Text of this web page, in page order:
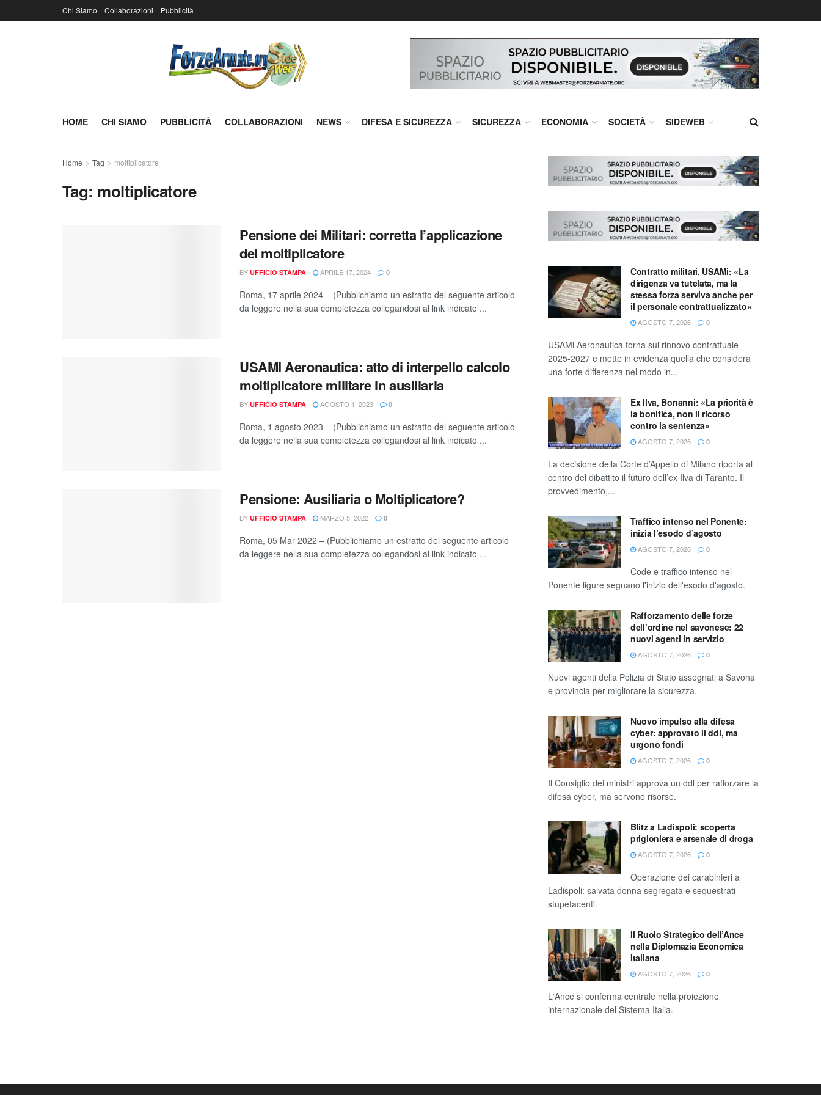
Chi Siamo Collaborazioni Pubblicità
HOME CHI SIAMO PUBBLICITÀ COLLABORAZIONI NEWS DIFESA E SICUREZZA SICUREZZA ECONOMIA SOCIETÀ SIDEWEB
Home Tag moltiplicatore
Tag: moltiplicatore
Pensione dei Militari: corretta l’applicazione
del moltiplicatore
BY UFFICIO STAMPA APRILE 17, 2024 0
Roma, 17 aprile 2024 – (Pubblichiamo un estratto del seguente articolo
da leggere nella sua completezza collegandosi al link indicato ...
USAMI Aeronautica: atto di interpello calcolo
moltiplicatore militare in ausiliaria
BY UFFICIO STAMPA AGOSTO 1, 2023 0
Roma, 1 agosto 2023 – (Pubblichiamo un estratto del seguente articolo
da leggere nella sua completezza collegandosi al link indicato ...
Pensione: Ausiliaria o Moltiplicatore?
BY UFFICIO STAMPA MARZO 5, 2022 0
Roma, 05 Mar 2022 – (Pubblichiamo un estratto del seguente articolo
da leggere nella sua completezza collegandosi al link indicato ...
Contratto militari, USAMi: «La
dirigenza va tutelata, ma la
stessa forza serviva anche per
il personale contrattualizzato»
AGOSTO 7, 2026 0
USAMi Aeronautica torna sul rinnovo contrattuale
2025-2027 e mette in evidenza quella che considera
una forte differenza nel modo in...
Ex Ilva, Bonanni: «La priorità è
la bonifica, non il ricorso
contro la sentenza»
AGOSTO 7, 2026 0
La decisione della Corte d’Appello di Milano riporta al
centro del dibattito il futuro dell’ex Ilva di Taranto. Il
provvedimento,...
Traffico intenso nel Ponente:
inizia l’esodo d’agosto
AGOSTO 7, 2026 0
Code e traffico intenso nel
Ponente ligure segnano l'inizio dell'esodo d'agosto.
Rafforzamento delle forze
dell’ordine nel savonese: 22
nuovi agenti in servizio
AGOSTO 7, 2026 0
Nuovi agenti della Polizia di Stato assegnati a Savona
e provincia per migliorare la sicurezza.
Nuovo impulso alla difesa
cyber: approvato il ddl, ma
urgono fondi
AGOSTO 7, 2026 0
Il Consiglio dei ministri approva un ddl per rafforzare la
difesa cyber, ma servono risorse.
Blitz a Ladispoli: scoperta
prigioniera e arsenale di droga
AGOSTO 7, 2026 0
Operazione dei carabinieri a
Ladispoli: salvata donna segregata e sequestrati
stupefacenti.
Il Ruolo Strategico dell’Ance
nella Diplomazia Economica
Italiana
AGOSTO 7, 2026 0
L'Ance si conferma centrale nella proiezione
internazionale del Sistema Italia.